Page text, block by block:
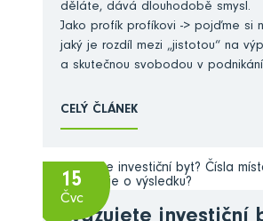
děláte, dává dlouhodobě smysl.
Jako profík profíkovi -> pojďme si
jaký je rozdíl mezi „jistotou“ na
a skutečnou svobodou v
CELÝ ČLÁNEK
15
Čvc